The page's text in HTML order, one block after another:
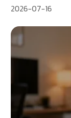
2026-07-16